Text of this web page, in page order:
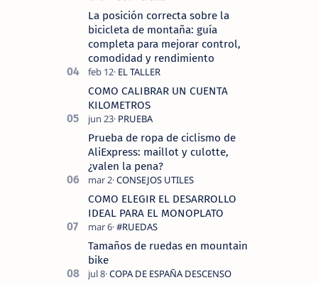
La posición correcta sobre la
bicicleta de montaña: guía
completa para mejorar control,
comodidad y rendimiento
COMO CALIBRAR UN CUENTA
KILOMETROS
Prueba de ropa de ciclismo de
AliExpress: maillot y culotte,
¿valen la pena?
COMO ELEGIR EL DESARROLLO
IDEAL PARA EL MONOPLATO
Tamaños de ruedas en mountain
bike